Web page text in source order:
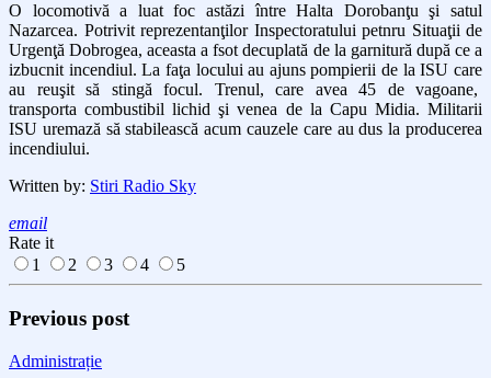
O locomotivă a luat foc astăzi între Halta Dorobanţu şi satul
Nazarcea. Potrivit reprezentanţilor Inspectoratului petnru Situaţii de
Urgenţă Dobrogea, aceasta a fsot decuplată de la garnitură după ce a
izbucnit incendiul. La faţa locului au ajuns pompierii de la ISU care
au reuşit să stingă focul. Trenul, care avea 45 de vagoane,
transporta combustibil lichid şi venea de la Capu Midia. Militarii
ISU uremază să stabilească acum cauzele care au dus la producerea
incendiului.
Written by: Stiri Radio Sky
email
Rate it
1
2 3 4 5
Previous post
Administrație